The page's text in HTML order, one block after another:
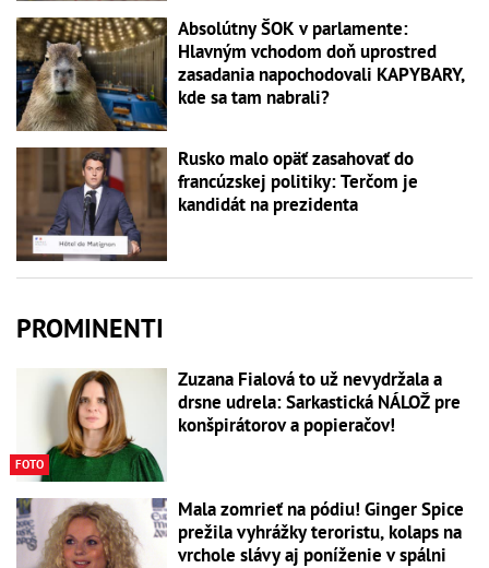
Absolútny ŠOK v parlamente:
Hlavným vchodom doň uprostred
zasadania napochodovali KAPYBARY,
kde sa tam nabrali?
Rusko malo opäť zasahovať do
francúzskej politiky: Terčom je
kandidát na prezidenta
PROMINENTI
FOTO
Zuzana Fialová to už nevydržala a
drsne udrela: Sarkastická NÁLOŽ pre
konšpirátorov a popieračov!
Mala zomrieť na pódiu! Ginger Spice
prežila vyhrážky teroristu, kolaps na
vrchole slávy aj poníženie v spálni